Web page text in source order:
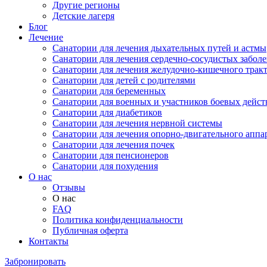
Другие регионы
Детские лагеря
Блог
Лечение
Санатории для лечения дыхательных путей и астмы
Санатории для лечения сердечно-сосудистых
Санатории для лечения желудочно-кишечного
Санатории для детей с родителями
Санатории для беременных
Санатории для военных и участников боевых
Санатории для диабетиков
Санатории для лечения нервной системы
Санатории для лечения опорно-двигательного
Санатории для лечения почек
Санатории для пенсионеров
Санатории для похудения
О нас
Отзывы
О нас
FAQ
Политика конфиденциальности
Публичная оферта
Контакты
Забронировать